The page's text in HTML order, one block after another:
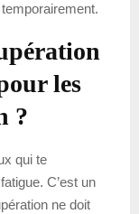
les
?
qui te
C’est un
ne doit